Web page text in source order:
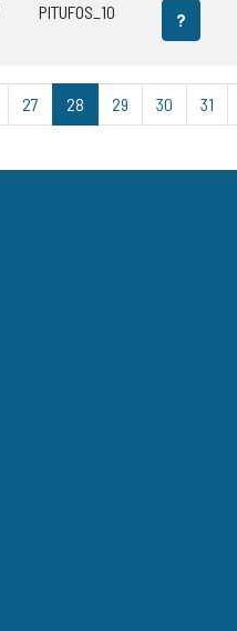
PITUFOS_10 ?
27 28 29 30 31